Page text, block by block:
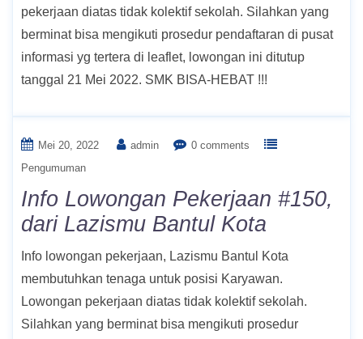
pekerjaan diatas tidak kolektif sekolah. Silahkan yang
berminat bisa mengikuti prosedur pendaftaran di pusat
informasi yg tertera di leaflet, lowongan ini ditutup
tanggal 21 Mei 2022. SMK BISA-HEBAT !!!
Mei 20, 2022 admin
0 comments
Pengumuman
Info Lowongan Pekerjaan #150,
dari Lazismu Bantul Kota
Info lowongan pekerjaan, Lazismu Bantul Kota
membutuhkan tenaga untuk posisi Karyawan.
Lowongan pekerjaan diatas tidak kolektif sekolah.
Silahkan yang berminat bisa mengikuti prosedur